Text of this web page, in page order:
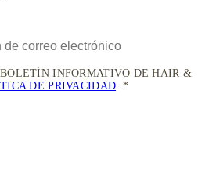
INFORMATIVO DE HAIR &
DE PRIVACIDAD